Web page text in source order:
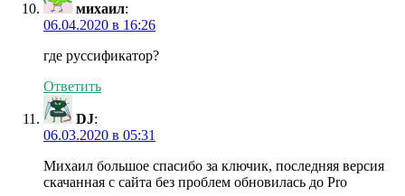
михаил:
06.04.2020 в 16:26
где руссификатор?
Ответить
DJ:
06.03.2020 в 05:31
Михаил большое спасибо за ключик, последняя версия
скачанная с сайта без проблем обновилась до Pro